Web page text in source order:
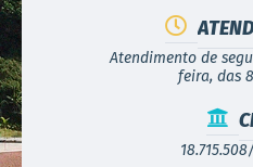
Atendimento de
feira, das